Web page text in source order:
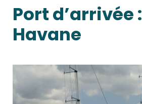
Port d’arrivée :
Havane